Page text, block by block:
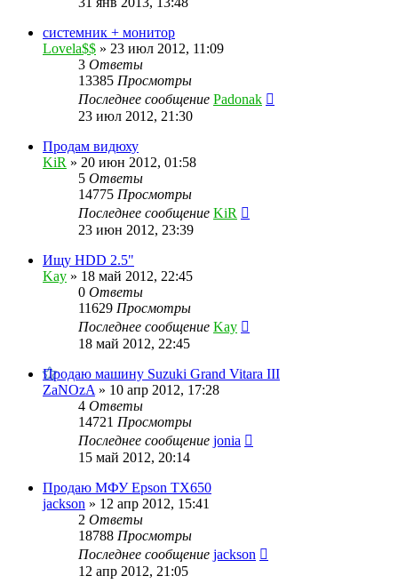
системник + монитор
Lovela$$ » 23 июл 2012, 11:09
3 Ответы
13385 Просмотры
Последнее сообщение Padonak
23 июл 2012, 21:30
Продам видюху
KiR » 20 июн 2012, 01:58
5 Ответы
14775 Просмотры
Последнее сообщение KiR
23 июн 2012, 23:39
Ищу HDD 2.5"
Kay » 18 май 2012, 22:45
0 Ответы
11629 Просмотры
Последнее сообщение Kay
18 май 2012, 22:45
Продаю машину Suzuki Grand Vitara III
ZaNOzA » 10 апр 2012, 17:28
4 Ответы
14721 Просмотры
Последнее сообщение jonia
15 май 2012, 20:14
Продаю МФУ Epson TX650
jackson » 12 апр 2012, 15:41
2 Ответы
18788 Просмотры
Последнее сообщение jackson
12 апр 2012, 21:05